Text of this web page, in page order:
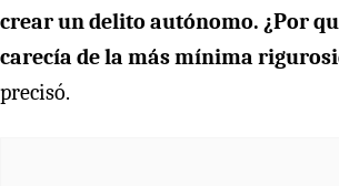
crear un delito autónomo. ¿Por
carecía de la más mínima
precisó.